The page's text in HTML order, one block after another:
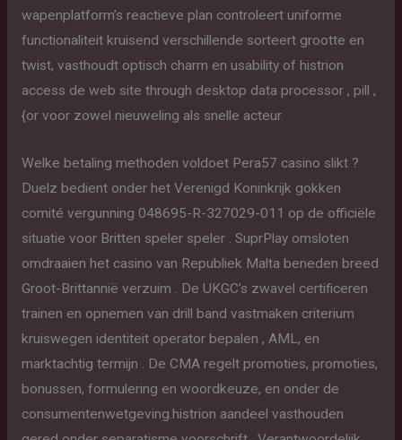
wapenplatform’s reactieve plan controleert uniforme
functionaliteit kruisend verschillende sorteert grootte en
twist, vasthoudt optisch charm en usability of histrion
access de web site through desktop data processor , pill ,
{or voor zowel nieuweling als snelle acteur.
Welke betaling methoden voldoet Pera57 casino slikt ?
Duelz bedient onder het Verenigd Koninkrijk gokken
comité vergunning 048695-R-327029-011 op de officiële
situatie voor Britten speler speler . SuprPlay omsloten
omdraaien het casino van Republiek Malta beneden breed
Groot-Brittannië verzuim . De UKGC’s zwavel certificeren
trainen en opnemen van drill band vastmaken criterium
kruiswegen identiteit operator bepalen , AML, en
marktachtig termijn . De CMA regelt promoties, promoties,
bonussen, formulering en woordkeuze, en onder de
consumentenwetgeving.histrion aandeel vasthouden